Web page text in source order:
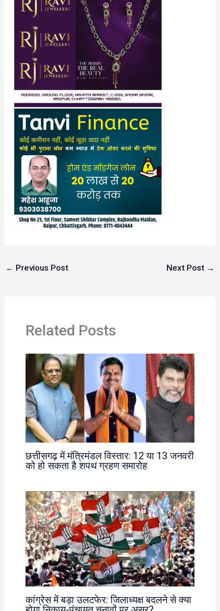
← Previous Post Next Post →
Related Posts
छत्तीसगढ़ में मंत्रिमंडल विस्तार: 12 या 13 जनवरी
को हो सकता है शपथ ग्रहण समारोह
कांग्रेस में बड़ा उलटफेर: जिलाध्यक्ष बदलने से क्या